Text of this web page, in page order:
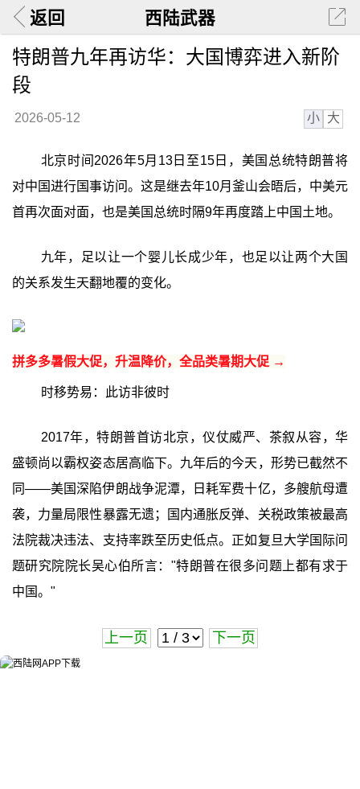
返回 西陆武器
特朗普九年再访华：大国博弈进入新阶
段
2026-05-12 小 大
北京时间2026年5月13日至15日，美国总统特朗普将
对中国进行国事访问。这是继去年10月釜山会晤后，中美元
首再次面对面，也是美国总统时隔9年再度踏上中国土地。
九年，足以让一个婴儿长成少年，也足以让两个大国
的关系发生天翻地覆的变化。
拼多多暑假大促，升温降价，全品类暑期大促 →
时移势易：此访非彼时
2017年，特朗普首访北京，仪仗威严、茶叙从容，华
盛顿尚以霸权姿态居高临下。九年后的今天，形势已截然不
同——美国深陷伊朗战争泥潭，日耗军费十亿，多艘航母遭
袭，力量局限性暴露无遗；国内通胀反弹、关税政策被最高
法院裁决违法、支持率跌至历史低点。正如复旦大学国际问
题研究院院长吴心伯所言："特朗普在很多问题上都有求于
中国。"
上一页 下一页